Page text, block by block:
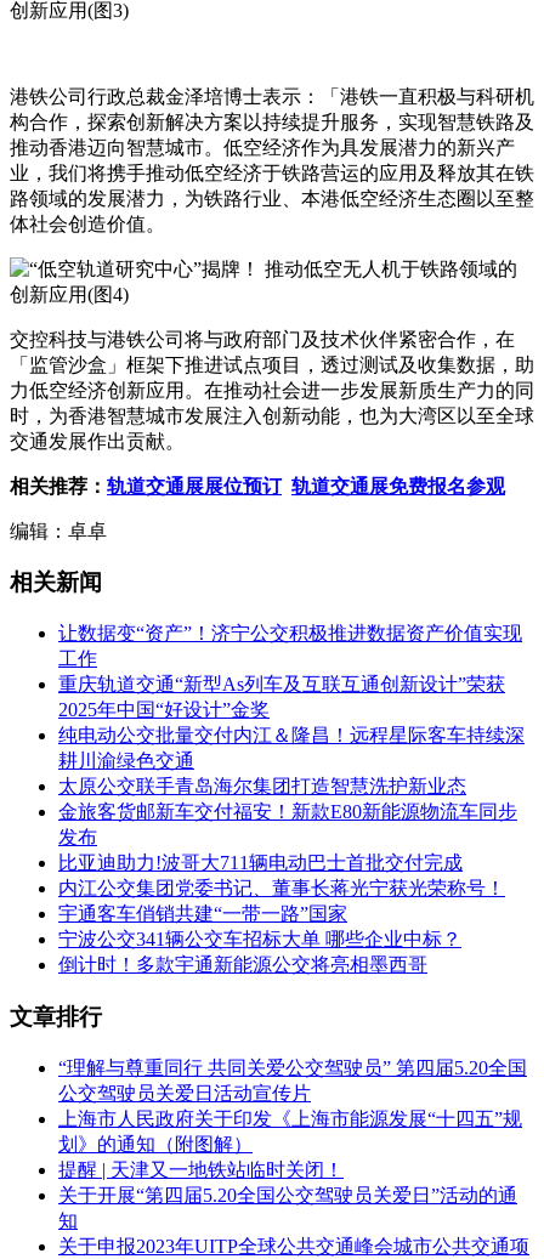
港铁公司行政总裁金泽培博士表示：「港铁一直积极与科研机
构合作，探索创新解决方案以持续提升服务，实现智慧铁路及
推动香港迈向智慧城市。低空经济作为具发展潜力的新兴产
业，我们将携手推动低空经济于铁路营运的应用及释放其在铁
路领域的发展潜力，为铁路行业、本港低空经济生态圈以至整
体社会创造价值。
交控科技与港铁公司将与政府部门及技术伙伴紧密合作，在
「监管沙盒」框架下推进试点项目，透过测试及收集数据，助
力低空经济创新应用。在推动社会进一步发展新质生产力的同
时，为香港智慧城市发展注入创新动能，也为大湾区以至全球
交通发展作出贡献。
相关推荐： 轨道交通展展位预订 轨道交通展免费报名参观
编辑：卓卓
相关新闻
让数据变“资产”！济宁公交积极推进数据资产价值实现
工作
重庆轨道交通“新型As列车及互联互通创新设计”荣获
2025年中国“好设计”金奖
纯电动公交批量交付内江＆隆昌！远程星际客车持续深
耕川渝绿色交通
太原公交联手青岛海尔集团打造智慧洗护新业态
金旅客货邮新车交付福安！新款E80新能源物流车同步
发布
比亚迪助力!波哥大711辆电动巴士首批交付完成
内江公交集团党委书记、董事长蒋光宁获光荣称号！
宇通客车俏销共建“一带一路”国家
宁波公交341辆公交车招标大单 哪些企业中标？
倒计时！多款宇通新能源公交将亮相墨西哥
文章排行
“理解与尊重同行 共同关爱公交驾驶员” 第四届5.20全国
公交驾驶员关爱日活动宣传片
上海市人民政府关于印发《上海市能源发展“十四五”规
划》的通知（附图解）
提醒 | 天津又一地铁站临时关闭！
关于开展“第四届5.20全国公交驾驶员关爱日”活动的通
知
关于申报2023年UITP全球公共交通峰会城市公共交通项